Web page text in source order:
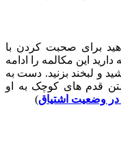
برای صحبت کردن با
این مکالمه را ادامه
و لبخند بزنید. دست به
قدم های کوچک به او
در وضعیت اشتیاق)